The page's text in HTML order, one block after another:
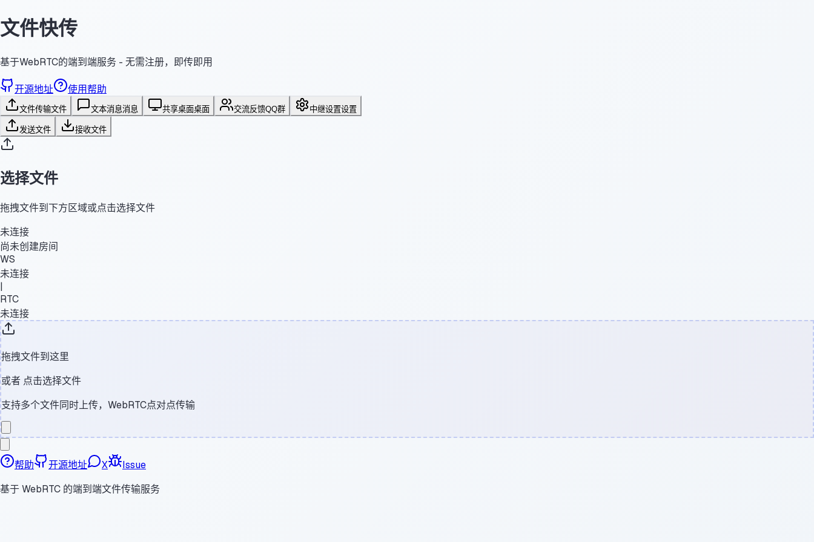
文件快传
基于WebRTC的端到端服务 - 无需注册，即传即用
开源地址 使用帮助
文件传输文件 文本消息消息 共享桌面桌面 交流反馈QQ群 中继设置设置
发送文件 接收文件
选择文件
拖拽文件到下方区域或点击选择文件
未连接
尚未创建房间
WS
未连接
|
RTC
未连接
拖拽文件到这里
或者 点击选择文件
支持多个文件同时上传，WebRTC点对点传输
帮助 开源地址 X
Issue
基于 WebRTC 的端到端文件传输服务